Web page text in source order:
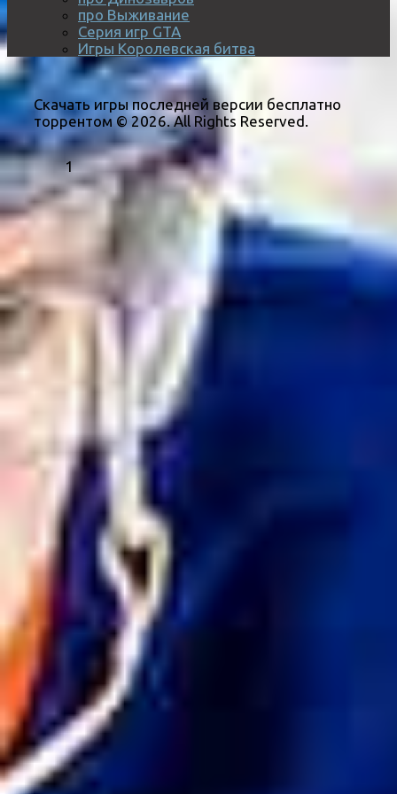
про Выживание
Серия игр GTA
Игры Королевская битва
Скачать игры последней версии бесплатно
торрентом © 2026. All Rights Reserved.
1